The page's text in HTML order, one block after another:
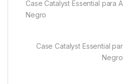
Case Catalyst Essential para
Negro
Case Catalyst Essential
Negro